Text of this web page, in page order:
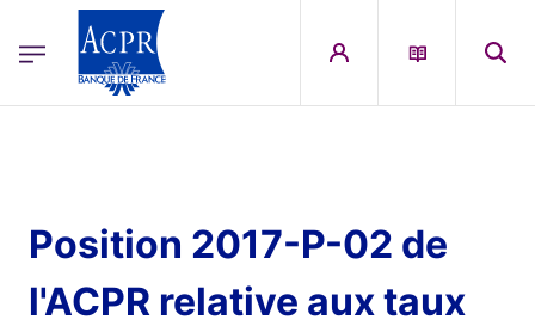
ACPR Menu Principal (French)
Position 2017-P-02 de
l'ACPR relative aux taux